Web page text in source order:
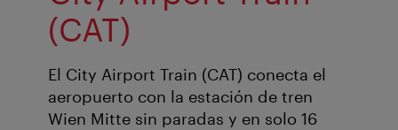
(CAT)
El City Airport Train (CAT) conecta el
aeropuerto con la estación de tren
Wien Mitte sin paradas y en solo 16